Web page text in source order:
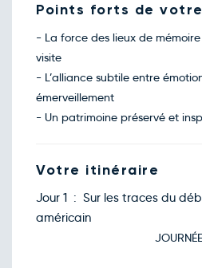
Points forts de
- La force des lieux de
visite
- L’alliance subtile entre
émerveillement
- Un patrimoine préservé et
Votre itinéraire
Jour 1 : Sur les traces du
américain
JOURNÉE